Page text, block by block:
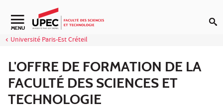
Aller au contenu
Navigation secondaire
MENU
Université Paris-Est Créteil
L'OFFRE DE FORMATION DE LA
FACULTÉ DES SCIENCES ET
TECHNOLOGIE